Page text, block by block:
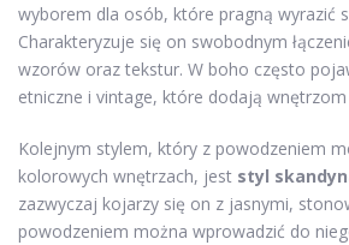
wyborem dla osób, które pragną wyrazić
Charakteryzuje się on swobodnym
wzorów oraz tekstur. W boho często
etniczne i vintage, które dodają wnętrzom
Kolejnym stylem, który z powodzeniem
kolorowych wnętrzach, jest styl
zazwyczaj kojarzy się on z jasnymi,
powodzeniem można wprowadzić do